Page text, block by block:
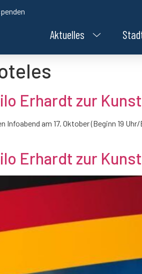
Aktuelles
Erhardt zur
am 17. Oktober (Beginn 19
Erhardt zur